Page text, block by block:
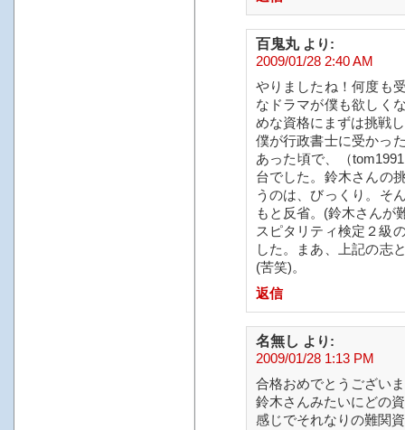
百鬼丸 より:
2009/01/28 2:40 AM
やりましたね！何度も
なドラマが僕も欲しく
めな資格にまずは挑戦
僕が行政書士に受かっ
あった頃で、（
台でした。鈴木さんの
うのは、びっくり。そ
もと反省。(鈴木さんが
スピタリティ検定２級
した。まあ、上記の志
(苦笑)。
返信
名無し より:
2009/01/28 1:13 PM
合格おめでとうござい
鈴木さんみたいにどの
感じでそれなりの難関